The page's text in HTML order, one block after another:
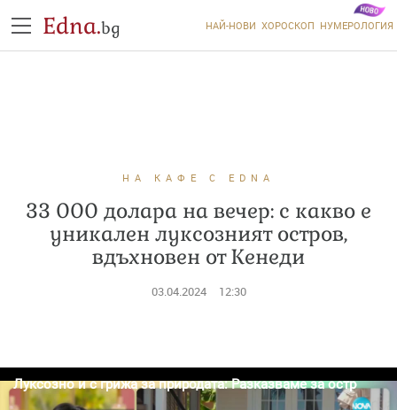
Edna.bg НАЙ-НОВИ ХОРОСКОП НУМЕРОЛОГИЯ
НА КАФЕ С EDNA
33 000 долара на вечер: с какво е
уникален луксозният остров,
вдъхновен от Кенеди
03.04.2024 12:30